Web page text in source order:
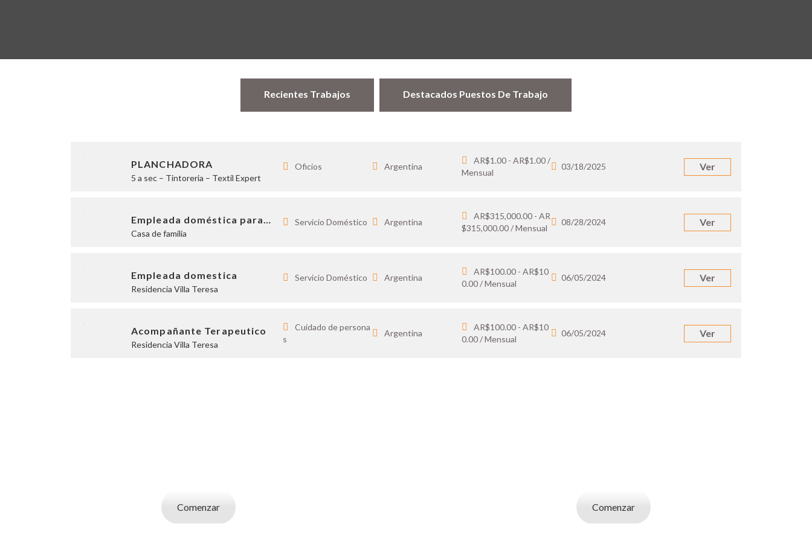
Recientes Trabajos Destacados Puestos De Trabajo
PLANCHADORA
5 a sec – Tintoreria – Textil Expert
Oficios Argentina
AR$1.00 - AR$1.00 /
Mensual
03/18/2025 Ver
Empleada doméstica para…
Casa de familia
Servicio Doméstico Argentina
AR$315,000.00 - AR
$315,000.00 / Mensual
08/28/2024 Ver
Empleada domestica
Residencia Villa Teresa
Servicio Doméstico Argentina
AR$100.00 - AR$10
0.00 / Mensual
06/05/2024 Ver
Acompañante Terapeutico
Residencia Villa Teresa
Cuidado de persona
s
Argentina
AR$100.00 - AR$10
0.00 / Mensual
06/05/2024 Ver
Comenzar Comenzar